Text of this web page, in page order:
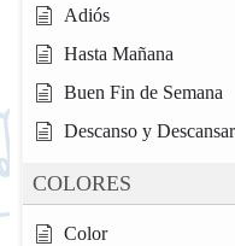
Adiós
Hasta Mañana
Buen Fin de Semana
Descanso y Descansar
COLORES
Color